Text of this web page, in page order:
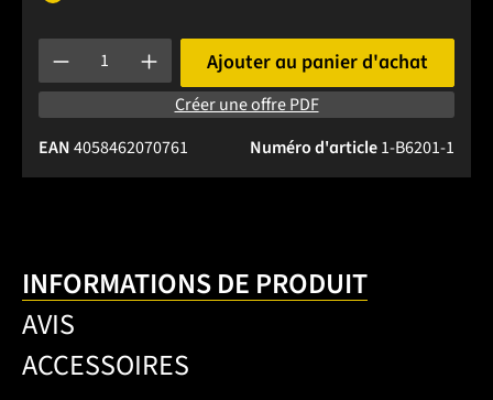
Quantité de produit : Entrez la quantité souhaitée ou
Ajouter au panier d'achat
Créer une offre PDF
Numéro d'article1-B6201-1
EAN4058462070761
INFORMATIONS DE PRODUIT
AVIS
ACCESSOIRES